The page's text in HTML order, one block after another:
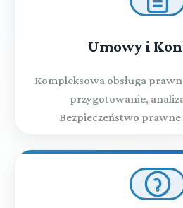
Umowy i
Kompleksowa obsługa
przygotowanie,
Bezpieczeństwo